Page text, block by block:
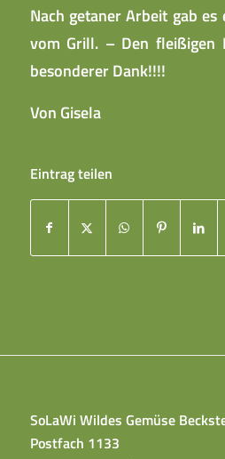
Nach getaner Arbeit gab
vom Grill. – Den fleißigen
besonderer Dank!!!!
Von Gisela
Eintrag teilen
SoLaWi Wildes Gemüse
Postfach 1133